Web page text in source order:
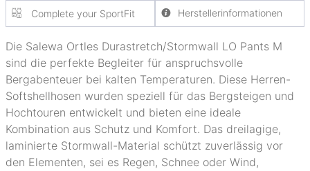
Complete your SportFit Herstellerinformationen
Die Salewa Ortles Durastretch/Stormwall LO Pants M
sind die perfekte Begleiter für anspruchsvolle
Bergabenteuer bei kalten Temperaturen. Diese Herren-
Softshellhosen wurden speziell für das Bergsteigen und
Hochtouren entwickelt und bieten eine ideale
Kombination aus Schutz und Komfort. Das dreilagige,
laminierte Stormwall-Material schützt zuverlässig vor
den Elementen, sei es Regen, Schnee oder Wind,